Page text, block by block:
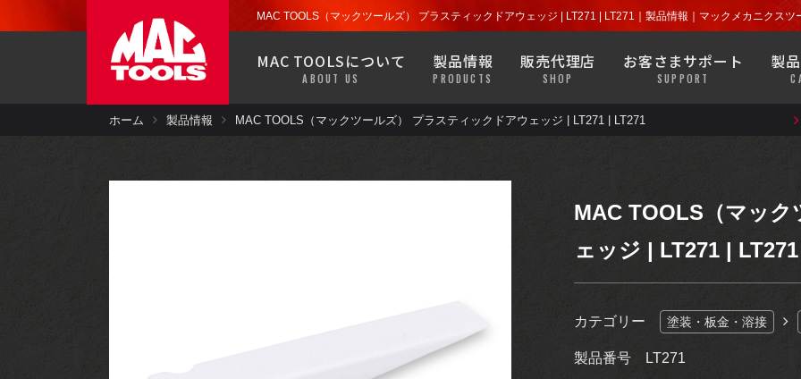
MAC TOOLSについて
ABOUT US
製品情報
PRODUCTS
ツール ラチェット
診断機器・ テスター
ブレーキ・ ホイール
販売代理店
SHOP
お近くの販売代理店から探す 店舗を探す
MACバンでもなかなか見るこ
ウエア・グッズ類なども目に
お客さまサポート
SUPPORT
製
ストレージ ラチェット ソケット
ドライバー プライヤー ハンドツール
ブレーキ・ ホイール
アパレル グッズ
お近くの販売代理店から探す
MACバンで移動販売中！
お近くの郵便番号を入力して検索できます。
店舗を探す
MACバンでもなかなか見るこ
よくある質問 安全について
MAC TOOLS（マックツールズ） プラスティックドアウェッジ | LT271 | LT271｜製品情報｜マックメカニクスツ
ホーム 製品情報 MAC TOOLS（マックツールズ） プラスティックドアウェッジ | LT271 | LT271
MAC TOOLS（マッ
ェッジ | LT271 | LT271
カテゴリー 塗装・板金・溶接
製品番号 LT271